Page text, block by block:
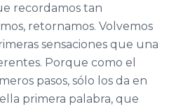
recordamos tan
retornamos. Volvemos
sensaciones que una
Porque como el
pasos, sólo los da en
primera palabra, que